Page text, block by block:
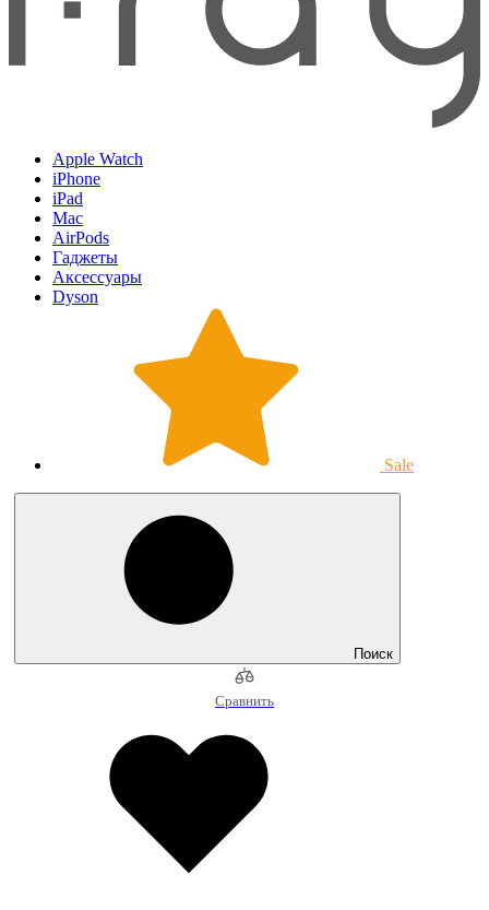
Apple Watch
iPhone
iPad
Mac
AirPods
Гаджеты
Аксессуары
Dyson
Sale
Поиск
Сравнить